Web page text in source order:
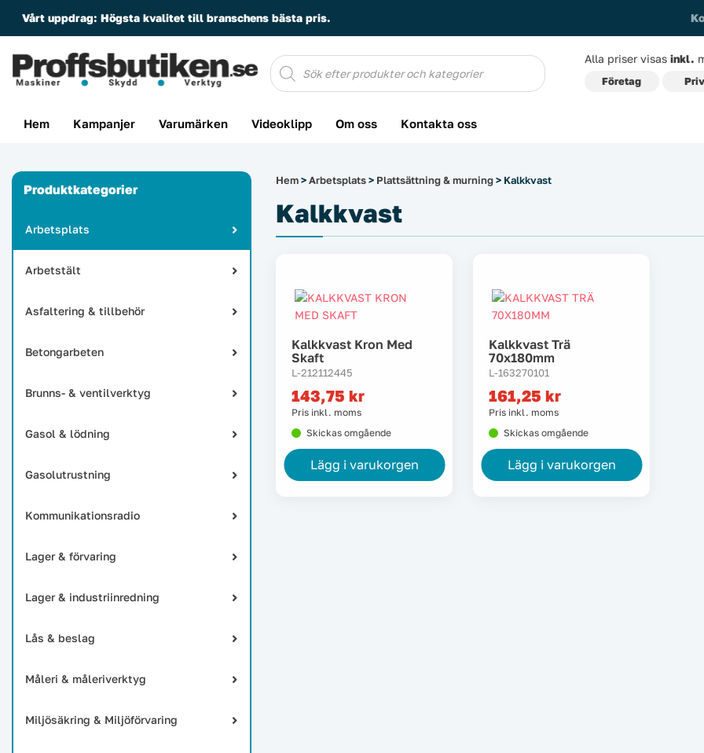
Vårt uppdrag: Högsta kvalitet till branschens bästa pris.
Produktsökning Alla priser visas inkl.
Företag
Hem Kampanjer Varumärken Videoklipp Om oss Kontakta oss
Produktkategorier
Arbetsplats
Arbetstält
Asfaltering & tillbehör
Betongarbeten
Brunns- & ventilverktyg
Gasol & lödning
Gasolutrustning
Kommunikationsradio
Lager & förvaring
Lager & industriinredning
Lås & beslag
Måleri & måleriverktyg
Miljösäkring & Miljöförvaring
Hem>Arbetsplats> Plattsättning & murning> Kalkkvast
Kalkkvast
Kalkkvast Kron Med
Skaft
L-212112445
143,75 kr
Pris inkl. moms
Skickas omgående
Lägg i varukorgen
Kalkkvast Trä
70x180mm
L-163270101
161,25 kr
Pris inkl. moms
Skickas omgående
Lägg i varukorgen